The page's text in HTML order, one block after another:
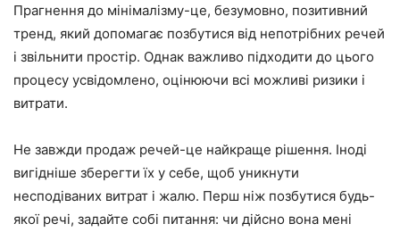
Прагнення до мінімалізму-це, безумовно, позитивний
тренд, який допомагає позбутися від непотрібних речей
і звільнити простір. Однак важливо підходити до цього
процесу усвідомлено, оцінюючи всі можливі ризики і
витрати.
Не завжди продаж речей-це найкраще рішення. Іноді
вигідніше зберегти їх у себе, щоб уникнути
несподіваних витрат і жалю. Перш ніж позбутися будь-
якої речі, задайте собі питання: чи дійсно вона мені